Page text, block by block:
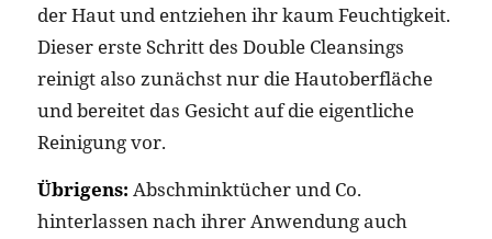
der Haut und entziehen ihr kaum Feuchtigkeit.
Dieser erste Schritt des Double Cleansings
reinigt also zunächst nur die Hautoberfläche
und bereitet das Gesicht auf die eigentliche
Reinigung vor.
Übrigens: Abschminktücher und Co.
hinterlassen nach ihrer Anwendung auch